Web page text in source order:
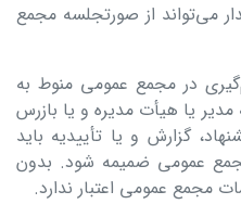
می‌تواند از صورتجلسه مجمع
در مجمع عمومی منوط به
مدیر یا هیأت مدیره و یا بازرس
گزارش و یا تأییدیه باید
عمومی ضمیمه شود. بدون
مجمع عمومی اعتبار ندارد.